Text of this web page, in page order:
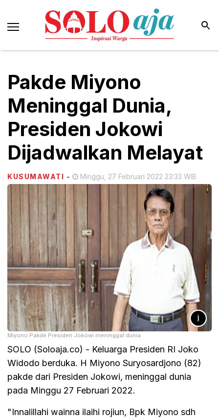
Pakde Miyono
Meninggal Dunia,
Presiden Jokowi
Dijadwalkan Melayat
KUSUMAWATI - Minggu, 27 Februari 2022 23:33 WIB
Miyono Pakde Presiden Jokowi meninggal dunia
SOLO (Soloaja.co) - Keluarga Presiden RI Joko
Widodo berduka. H Miyono Suryosardjono (82)
pakde dari Presiden Jokowi, meninggal dunia
pada Minggu 27 Februari 2022.
"Innalillahi wainna ilaihi rojiun, Bpk Miyono sdh